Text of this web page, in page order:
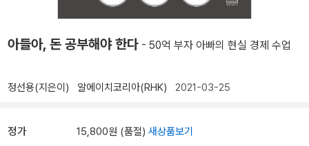
아들아, 돈 공부해야 한다 - 50억 부자 아빠의 현실 경제 수업
정선용(지은이) 알에이치코리아(RHK) 2021-03-25
정가 15,800원 (품절) 새상품보기